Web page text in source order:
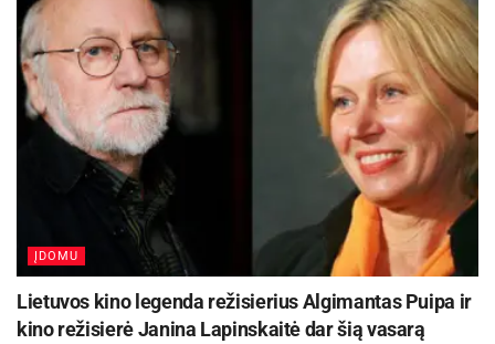
ĮDOMU
Lietuvos kino legenda režisierius Algimantas Puipa ir
kino režisierė Janina Lapinskaitė dar šią vasarą